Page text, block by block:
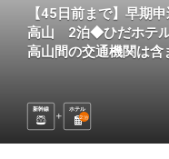
【45日前まで】早期
高山 2泊◆ひだホテ
高山間の交通機関は含
新幹線
ホテル
2泊